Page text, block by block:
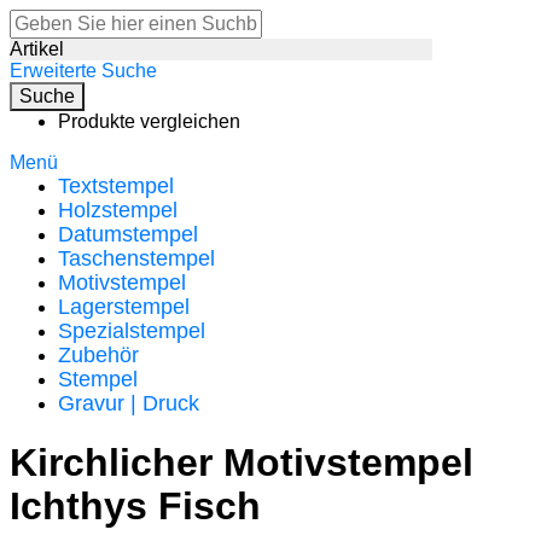
Artikel
Erweiterte Suche
Suche
Produkte vergleichen
Menü
Textstempel
Holzstempel
Datumstempel
Taschenstempel
Motivstempel
Lagerstempel
Spezialstempel
Zubehör
Stempel
Gravur | Druck
Kirchlicher Motivstempel
Ichthys Fisch